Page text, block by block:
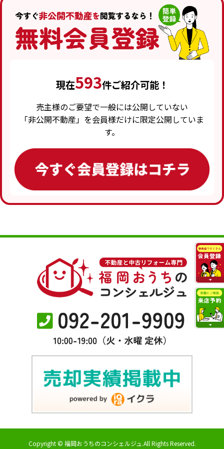
現在593件ご紹介可能！
売主様のご要望で一般には公開していない
「非公開不動産」を会員様だけに限定公開していま
す。
Copyright © 福岡おうちのコンシェルジュ.All Rights Reserved.